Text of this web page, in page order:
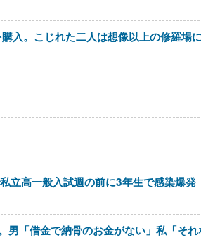
入。こじれた二人は想像以上の修羅場
立高一般入試週の前に3年生で感染爆発
「借金で納骨のお金がない」私「そ